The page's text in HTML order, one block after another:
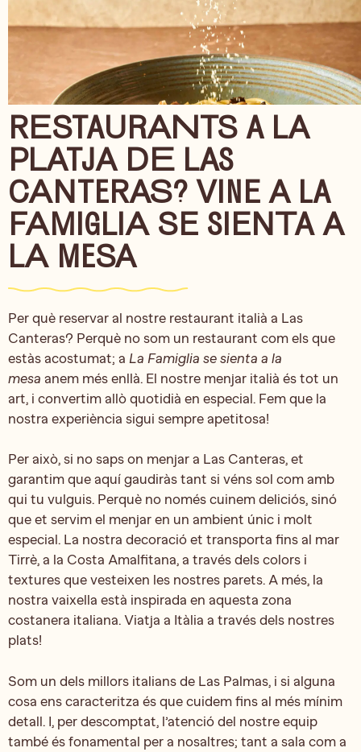
RESTAURANTS A LA
PLATJA DE LAS
CANTERAS? VINE A LA
FAMIGLIA SE SIENTA A
LA MESA
Per què reservar al nostre restaurant italià a Las
Canteras? Perquè no som un restaurant com els que
estàs acostumat; a La Famiglia se sienta a la
mesa anem més enllà. El nostre menjar italià és tot un
art, i convertim allò quotidià en especial. Fem que la
nostra experiència sigui sempre apetitosa!
Per això, si no saps on menjar a Las Canteras, et
garantim que aquí gaudiràs tant si véns sol com amb
qui tu vulguis. Perquè no només cuinem deliciós, sinó
que et servim el menjar en un ambient únic i molt
especial. La nostra decoració et transporta fins al mar
Tirrè, a la Costa Amalfitana, a través dels colors i
textures que vesteixen les nostres parets. A més, la
nostra vaixella està inspirada en aquesta zona
costanera italiana. Viatja a Itàlia a través dels nostres
plats!
Som un dels millors italians de Las Palmas, i si alguna
cosa ens caracteritza és que cuidem fins al més mínim
detall. I, per descomptat, l’atenció del nostre equip
també és fonamental per a nosaltres; tant a sala com a